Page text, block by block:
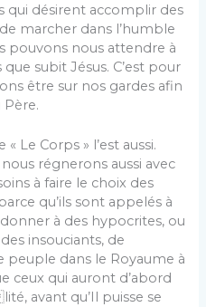
qui désirent accomplir des
marcher dans l’humble
pouvons nous attendre à
subit Jésus. C’est pour
être sur nos gardes afin
Le Corps » l’est aussi.
régnerons aussi avec
à faire le choix des
qu’ils sont appelés à
à des hypocrites, ou
insouciants, de
peuple dans le Royaume à
ceux qui auront d’abord
avant qu’Il puisse se